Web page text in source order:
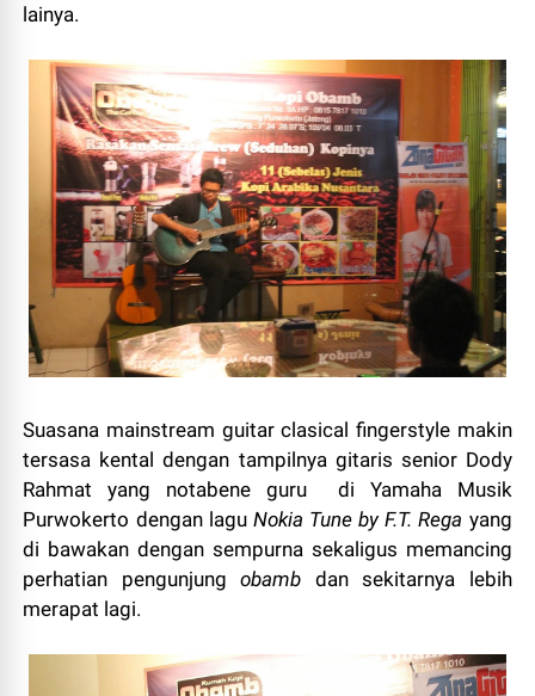
lainya.
Suasana mainstream guitar clasical fingerstyle makin
tersasa kental dengan tampilnya gitaris senior Dody
Rahmat yang notabene guru di Yamaha Musik
Purwokerto dengan lagu Nokia Tune by F.T. Rega yang
di bawakan dengan sempurna sekaligus memancing
perhatian pengunjungobamb dan sekitarnya lebih
merapat lagi.